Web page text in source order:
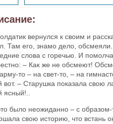
вернулся к своим и
Там его, знамо дело,
слова с горечью. И
– Как же не обсмеют!
то – на свет-то, – на
вот. – Старушка показала свою
ясный!..
было неожиданно – с
свою историю, что встань